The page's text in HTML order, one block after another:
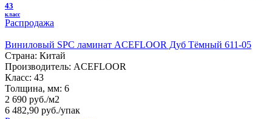
43
класс
Распродажа
Виниловый SPC ламинат ACEFLOOR Дуб Тёмный 611-05
Страна: Китай
Производитель: ACEFLOOR
Класс: 43
Толщина, мм: 6
2 690 руб./м2
6 482,90 руб./упак